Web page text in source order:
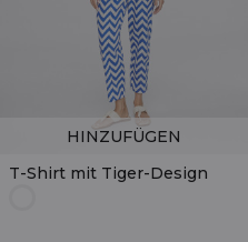
T-Shirt mit Tiger-Design
HINZUFÜGEN